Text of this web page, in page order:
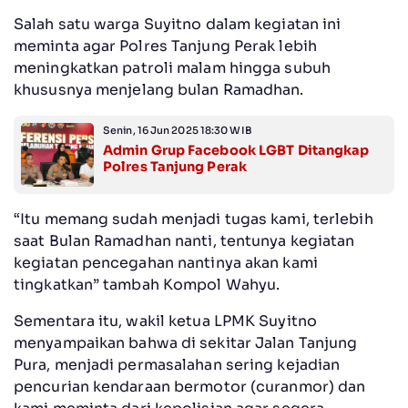
Salah satu warga Suyitno dalam kegiatan ini
meminta agar Polres Tanjung Perak lebih
meningkatkan patroli malam hingga subuh
khususnya menjelang bulan Ramadhan.
Senin, 16 Jun 2025 18:30 WIB
Admin Grup Facebook LGBT Ditangkap
Polres Tanjung Perak
“Itu memang sudah menjadi tugas kami, terlebih
saat Bulan Ramadhan nanti, tentunya kegiatan
kegiatan pencegahan nantinya akan kami
tingkatkan” tambah Kompol Wahyu.
Sementara itu, wakil ketua LPMK Suyitno
menyampaikan bahwa di sekitar Jalan Tanjung
Pura, menjadi permasalahan sering kejadian
pencurian kendaraan bermotor (curanmor) dan